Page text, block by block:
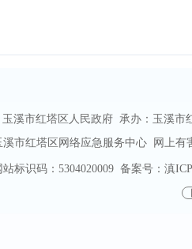
玉溪市红塔区人民政府 承办：玉溪市
溪市红塔区网络应急服务中心 网上有
站标识码：5304020009备案号：滇